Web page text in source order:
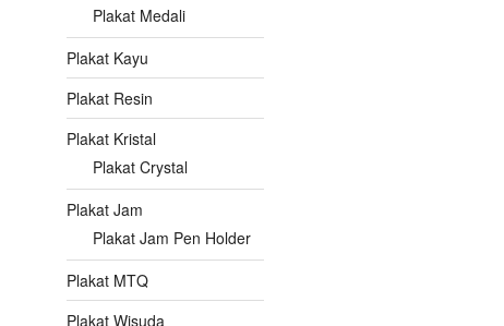
Plakat Medali
Plakat Kayu
Plakat Resin
Plakat Kristal
Plakat Crystal
Plakat Jam
Plakat Jam Pen Holder
Plakat MTQ
Plakat Wisuda